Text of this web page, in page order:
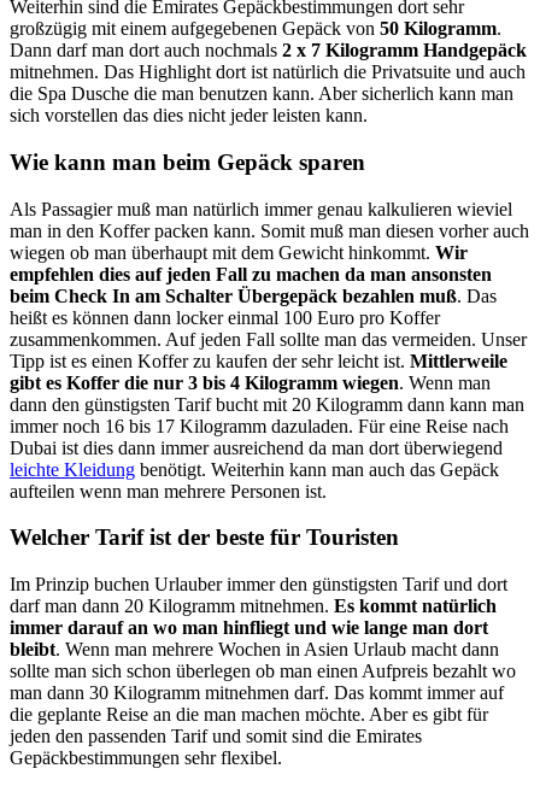
Weiterhin sind die Emirates Gepäckbestimmungen dort sehr
großzügig mit einem aufgegebenen Gepäck von 50 Kilogramm.
Dann darf man dort auch nochmals 2 x 7 Kilogramm Handgepäck
mitnehmen. Das Highlight dort ist natürlich die Privatsuite und auch
die Spa Dusche die man benutzen kann. Aber sicherlich kann man
sich vorstellen das dies nicht jeder leisten kann.
Wie kann man beim Gepäck sparen
Als Passagier muß man natürlich immer genau kalkulieren wieviel
man in den Koffer packen kann. Somit muß man diesen vorher auch
wiegen ob man überhaupt mit dem Gewicht hinkommt. Wir
empfehlen dies auf jeden Fall zu machen da man ansonsten
beim Check In am Schalter Übergepäck bezahlen muß. Das
heißt es können dann locker einmal 100 Euro pro Koffer
zusammenkommen. Auf jeden Fall sollte man das vermeiden. Unser
Tipp ist es einen Koffer zu kaufen der sehr leicht ist. Mittlerweile
gibt es Koffer die nur 3 bis 4 Kilogramm wiegen. Wenn man
dann den günstigsten Tarif bucht mit 20 Kilogramm dann kann man
immer noch 16 bis 17 Kilogramm dazuladen. Für eine Reise nach
Dubai ist dies dann immer ausreichend da man dort überwiegend
leichte Kleidung benötigt. Weiterhin kann man auch das Gepäck
aufteilen wenn man mehrere Personen ist.
Welcher Tarif ist der beste für Touristen
Im Prinzip buchen Urlauber immer den günstigsten Tarif und dort
darf man dann 20 Kilogramm mitnehmen. Es kommt natürlich
immer darauf an wo man hinfliegt und wie lange man dort
bleibt. Wenn man mehrere Wochen in Asien Urlaub macht dann
sollte man sich schon überlegen ob man einen Aufpreis bezahlt wo
man dann 30 Kilogramm mitnehmen darf. Das kommt immer auf
die geplante Reise an die man machen möchte. Aber es gibt für
jeden den passenden Tarif und somit sind die Emirates
Gepäckbestimmungen sehr flexibel.